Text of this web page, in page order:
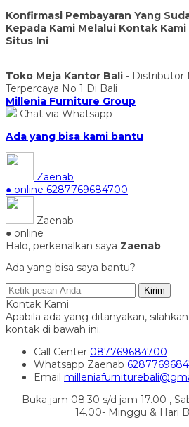
Konfirmasi Pembayaran Yang
Kepada Kami Melalui Kontak
Situs Ini
Toko Meja Kantor Bali - Distributor
Terpercaya No 1 Di Bali
Millenia Furniture Group
Chat via Whatsapp
Ada yang bisa kami bantu
Zaenab
● online 6287769684700
Zaenab
● online
Halo, perkenalkan saya Zaenab
Ada yang bisa saya bantu?
Kirim
Kontak Kami
Apabila ada yang ditanyakan,
kontak di bawah ini.
Call Center 087769684700
Whatsapp Zaenab
Email
Buka jam 08.30 s/d jam 17.00 ,
14.00- Minggu & Hari